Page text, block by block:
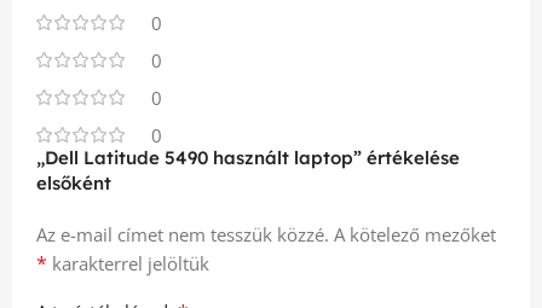
0
0
0
0
„Dell Latitude 5490 használt laptop” értékelése
elsőként
Az e-mail címet nem tesszük közzé. A kötelező mezőket
* karakterrel jelöltük